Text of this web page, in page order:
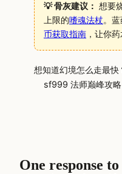
💡 骨灰建议： 想要
上限的嗜魂法杖。
币获取指南 ，让你
想知道幻境怎么走最快
sf999 法师巅峰攻
One response